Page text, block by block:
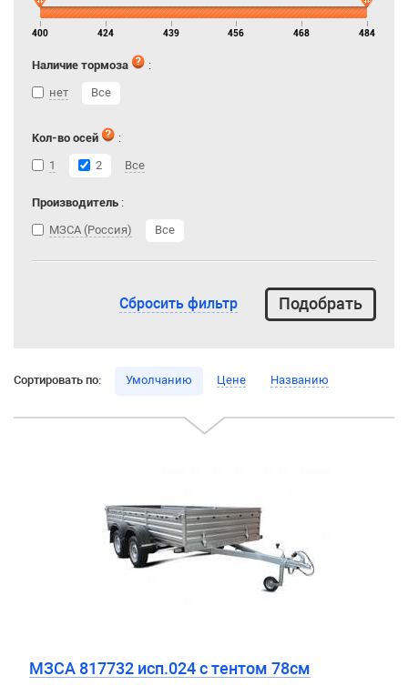
400 424 439 456 468 484
Наличие тормоза
:
нет
Все
Кол-во осей
:
1
2 Все
Производитель :
МЗСА (Россия)
Все
Сбросить фильтр
Сортировать по: Умолчанию Цене Названию
МЗСА 817732 исп.024 с тентом 78см